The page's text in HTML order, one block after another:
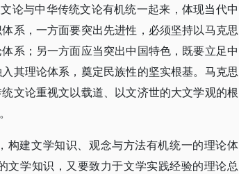
论与中华传统文论有机统一起来，体现当代中
系，一方面要突出先进性，必须坚持以马克思
系；另一方面应当突出中国特色，既要立足中
其理论体系，奠定民族性的坚实根基。马克思
文论重视文以载道、以文济世的大文学观的根
建文学知识、观念与方法有机统一的理论体
文学知识，又要致力于文学实践经验的理论总